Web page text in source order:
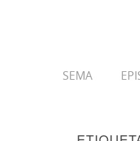
SEMA